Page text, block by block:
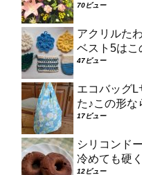
70ビュー
アクリルた
ベスト5はこ
47ビュー
エコバッグ
た♪この形な
17ビュー
シリコンド
冷めても硬
12ビュー